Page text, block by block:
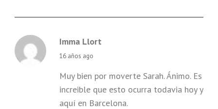
Imma Llort
says:
16 años ago
Muy bien por moverte Sarah. Ánimo. Es
increible que esto ocurra todavia hoy y
aquí en Barcelona.